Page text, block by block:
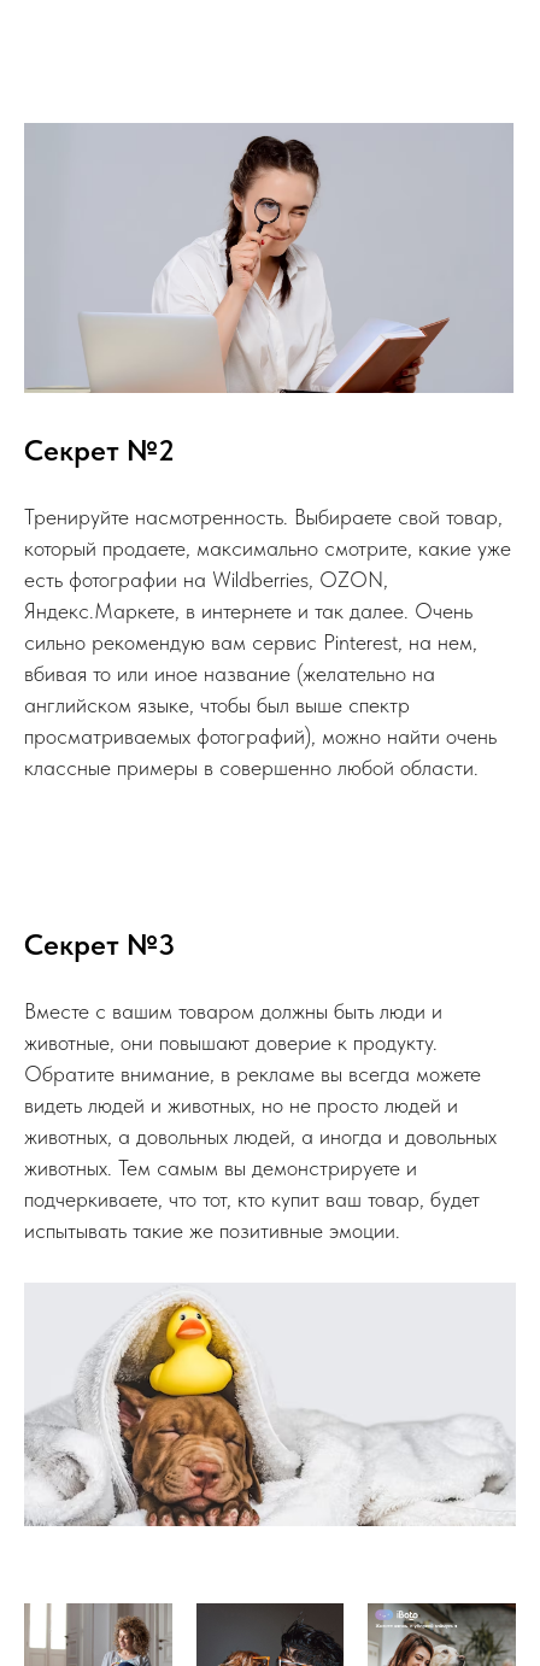
Секрет №2
Тренируйте насмотренность. Выбираете свой товар,
который продаете, максимально смотрите, какие уже
есть фотографии на Wildberries, OZON,
Яндекс.Маркете, в интернете и так далее. Очень
сильно рекомендую вам сервис Pinterest, на нем,
вбивая то или иное название (желательно на
английском языке, чтобы был выше спектр
просматриваемых фотографий), можно найти очень
классные примеры в совершенно любой области.
Секрет №3
Вместе с вашим товаром должны быть люди и
животные, они повышают доверие к продукту.
Обратите внимание, в рекламе вы всегда можете
видеть людей и животных, но не просто людей и
животных, а довольных людей, а иногда и довольных
животных. Тем самым вы демонстрируете и
подчеркиваете, что тот, кто купит ваш товар, будет
испытывать такие же позитивные эмоции.